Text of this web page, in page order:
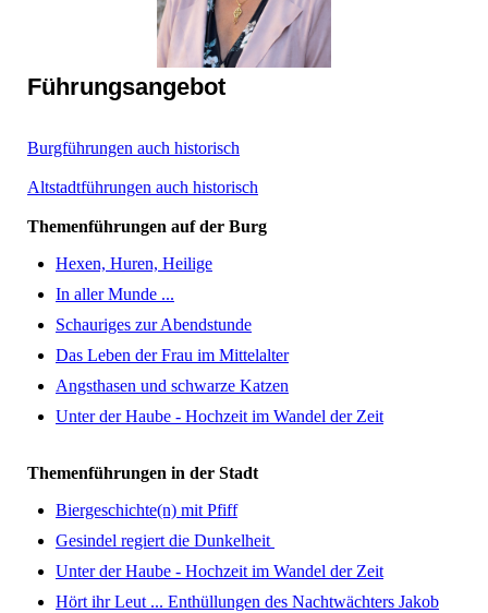
Führungsangebot
Burgführungen auch historisch
Altstadtführungen auch historisch
Themenführungen auf der Burg
Hexen, Huren, Heilige
In aller Munde ...
Schauriges zur Abendstunde
Das Leben der Frau im Mittelalter
Angsthasen und schwarze Katzen
Unter der Haube - Hochzeit im Wandel der Zeit
Themenführungen in der Stadt
Biergeschichte(n) mit Pfiff
Gesindel regiert die Dunkelheit
Unter der Haube - Hochzeit im Wandel der Zeit
Hört ihr Leut ... Enthüllungen des Nachtwächters Jakob